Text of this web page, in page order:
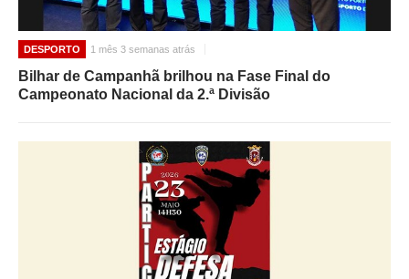
DESPORTO 1 mês 3 semanas atrás
Bilhar de Campanhã brilhou na Fase Final do
Campeonato Nacional da 2.ª Divisão